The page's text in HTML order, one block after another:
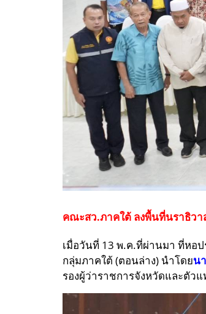
คณะสว.ภาคใต้ ลงพื้นที่นราธิว
เมื่อวันที่ 13 พ.ค.ที่ผ่านมา ที่หอ
กลุ่มภาคใต้ (ตอนล่าง) นำโดยน
รองผู้ว่าราชการจังหวัดและตัว